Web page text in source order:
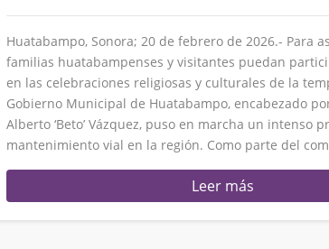
Huatabampo, Sonora; 20 de febrero de 2026.- Para
familias huatabampenses y visitantes puedan
en las celebraciones religiosas y culturales de la
Gobierno Municipal de Huatabampo, encabezado
Alberto ‘Beto’ Vázquez, puso en marcha un intenso
mantenimiento vial en la región. Como parte del
Leer más